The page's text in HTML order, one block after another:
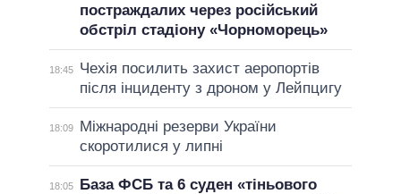
постраждалих через російський
обстріл стадіону «Чорноморець»
18:45
Чехія посилить захист аеропортів
після інциденту з дроном у Лейпцигу
18:09
Міжнародні резерви України
скоротилися у липні
18:05
База ФСБ та 6 суден «тіньового